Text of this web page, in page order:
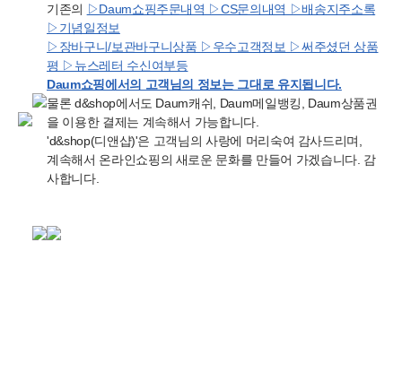
기존의 ▷Daum쇼핑주문내역 ▷CS문의내역 ▷배송지주소록
▷기념일정보
▷장바구니/보관바구니상품 ▷우수고객정보 ▷써주셨던 상품
평 ▷뉴스레터 수신여부등
Daum쇼핑에서의 고객님의 정보는 그대로 유지됩니다.
물론 d&shop에서도 Daum캐쉬, Daum메일뱅킹, Daum상품권
을 이용한 결제는 계속해서 가능합니다.
'd&shop(디앤샵)'은 고객님의 사랑에 머리숙여 감사드리며,
계속해서 온라인쇼핑의 새로운 문화를 만들어 가겠습니다. 감
사합니다.